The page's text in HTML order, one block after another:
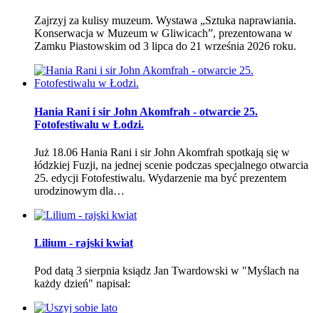
Zajrzyj za kulisy muzeum. Wystawa „Sztuka naprawiania.
Konserwacja w Muzeum w Gliwicach”, prezentowana w
Zamku Piastowskim od 3 lipca do 21 września 2026 roku.
Hania Rani i sir John Akomfrah - otwarcie 25.
Fotofestiwalu w Łodzi.
Już 18.06 Hania Rani i sir John Akomfrah spotkają się w
łódzkiej Fuzji, na jednej scenie podczas specjalnego otwarcia
25. edycji Fotofestiwalu. Wydarzenie ma być prezentem
urodzinowym dla…
Lilium - rajski kwiat
Pod datą 3 sierpnia ksiądz Jan Twardowski w "Myślach na
każdy dzień" napisał: